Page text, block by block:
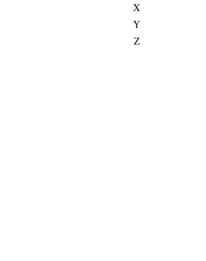
X
Y
Z